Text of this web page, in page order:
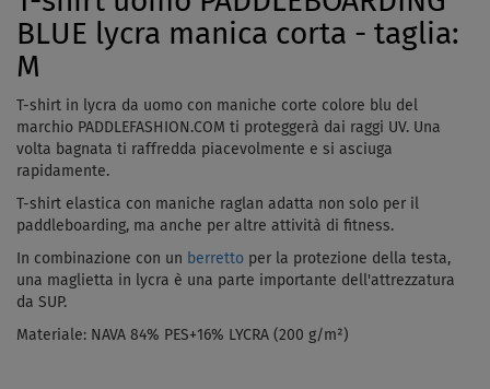
BLUE lycra manica corta - taglia:
M
T-shirt in lycra da uomo con maniche corte colore blu del
marchio PADDLEFASHION.COM ti proteggerà dai raggi UV. Una
volta bagnata ti raffredda piacevolmente e si asciuga
rapidamente.
T-shirt elastica con maniche raglan adatta non solo per il
paddleboarding, ma anche per altre attività di fitness.
In combinazione con un berretto per la protezione della testa,
una maglietta in lycra è una parte importante dell'attrezzatura
da SUP.
Materiale: NAVA 84% PES+16% LYCRA (200 g/m²)